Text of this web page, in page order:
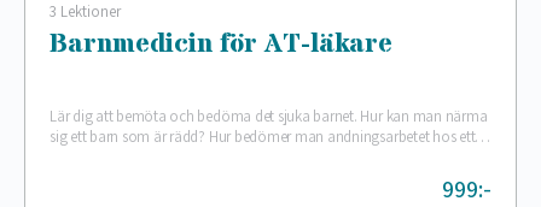
3 Lektioner
Barnmedicin för AT-läkare
Lär dig att bemöta och bedöma det sjuka barnet. Hur kan man närma
sig ett barn som är rädd? Hur bedömer man andningsarbetet hos ett…
999:-